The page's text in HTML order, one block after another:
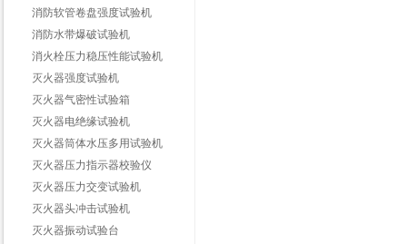
消防软管卷盘强度试验机
消防水带爆破试验机
消火栓压力稳压性能试验机
灭火器强度试验机
灭火器气密性试验箱
灭火器电绝缘试验机
灭火器筒体水压多用试验机
灭火器压力指示器校验仪
灭火器压力交变试验机
灭火器头冲击试验机
灭火器振动试验台